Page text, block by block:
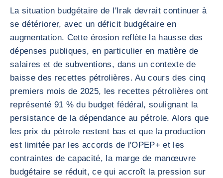
La situation budgétaire de l'Irak devrait continuer à
se détériorer, avec un déficit budgétaire en
augmentation. Cette érosion reflète la hausse des
dépenses publiques, en particulier en matière de
salaires et de subventions, dans un contexte de
baisse des recettes pétrolières. Au cours des cinq
premiers mois de 2025, les recettes pétrolières ont
représenté 91 % du budget fédéral, soulignant la
persistance de la dépendance au pétrole. Alors que
les prix du pétrole restent bas et que la production
est limitée par les accords de l'OPEP+ et les
contraintes de capacité, la marge de manœuvre
budgétaire se réduit, ce qui accroît la pression sur